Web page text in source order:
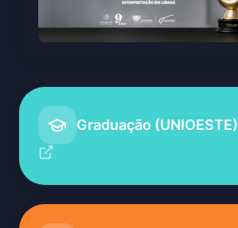
Graduação (UNIOESTE)